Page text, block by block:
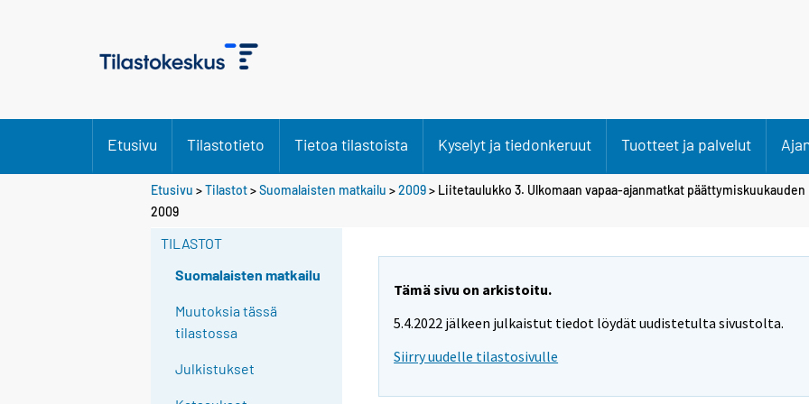
Etusivu Tilastotieto Tietoa tilastoista Kyselyt ja tiedonkeruut Tuotteet ja palvelut
Etusivu >Tilastot>Suomalaisten matkailu >2009> Liitetaulukko 3. Ulkomaan vapaa-ajanmatkat päättymiskuukauden
2009
TILASTOT
Suomalaisten matkailu
Muutoksia tässä
tilastossa
Julkistukset
Tämä sivu on arkistoitu.
5.4.2022 jälkeen julkaistut tiedot löydät uudistetulta sivustolta.
Siirry uudelle tilastosivulle